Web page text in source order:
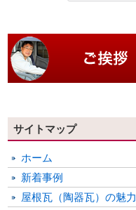
サイトマップ
ホーム
新着事例
屋根瓦（陶器瓦）の魅力